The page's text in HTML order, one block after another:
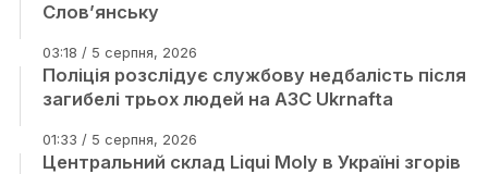
Слов’янську
03:18 / 5 серпня, 2026
Поліція розслідує службову недбалість після
загибелі трьох людей на АЗС Ukrnafta
01:33 / 5 серпня, 2026
Центральний склад Liqui Moly в Україні згорів